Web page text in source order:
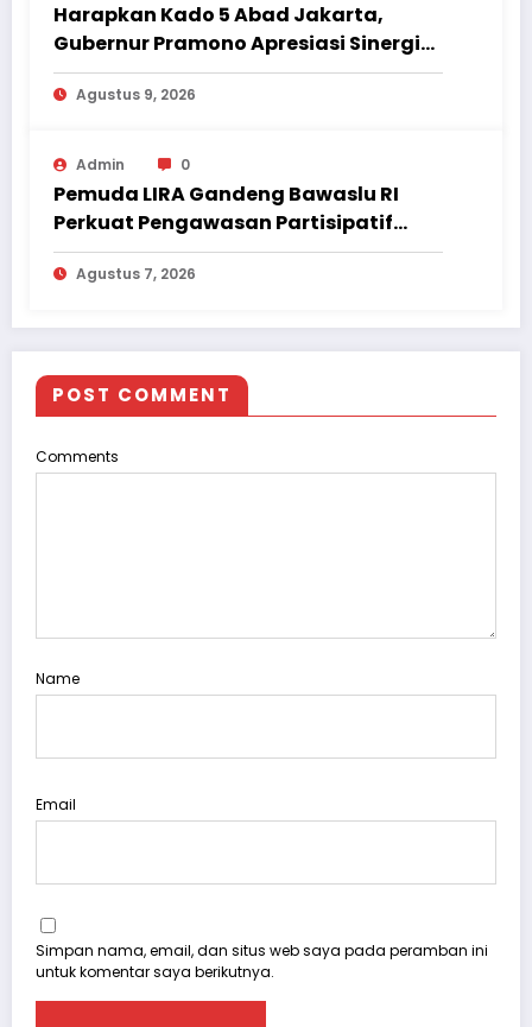
Harapkan Kado 5 Abad Jakarta,
Gubernur Pramono Apresiasi Sinergi
Bank Jakarta – Persija
Agustus 9, 2026
Admin 0
Pemuda LIRA Gandeng Bawaslu RI
Perkuat Pengawasan Partisipatif
Pemilu hingga Daerah
Agustus 7, 2026
POST COMMENT
Comments
Name
Email
Simpan nama, email, dan situs web saya pada peramban ini
untuk komentar saya berikutnya.